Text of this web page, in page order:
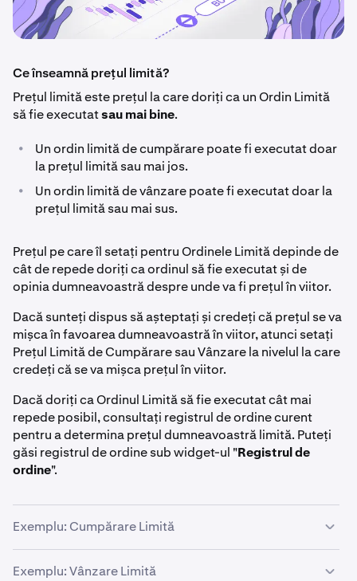
Ce înseamnă prețul limită?
Prețul limită este prețul la care doriți ca un Ordin Limită
să fie executatsau mai bine.
•
Un ordin limită de cumpărare poate fi executat doar
la prețul limită sau mai jos.
•
Un ordin limită de vânzare poate fi executat doar la
prețul limită sau mai sus.
Prețul pe care îl setați pentru Ordinele Limită depinde de
cât de repede doriți ca ordinul să fie executat și de
opinia dumneavoastră despre unde va fi prețul în viitor.
Dacă sunteți dispus să așteptați și credeți că prețul se va
mișca în favoarea dumneavoastră în viitor, atunci setați
Prețul Limită de Cumpărare sau Vânzare la nivelul la care
credeți că se va mișca prețul în viitor.
Dacă doriți ca Ordinul Limită să fie executat cât mai
repede posibil, consultați registrul de ordine curent
pentru a determina prețul dumneavoastră limită. Puteți
găsi registrul de ordine sub widget-ul "Registrul de
ordine".
Exemplu: Cumpărare Limită
Să presupunem că doriți să cumpărați 10 bitcoin.
Exemplu: Vânzare Limită